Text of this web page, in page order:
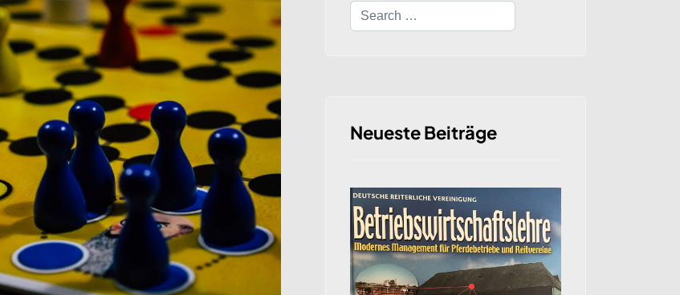
Search
Neueste Beiträge